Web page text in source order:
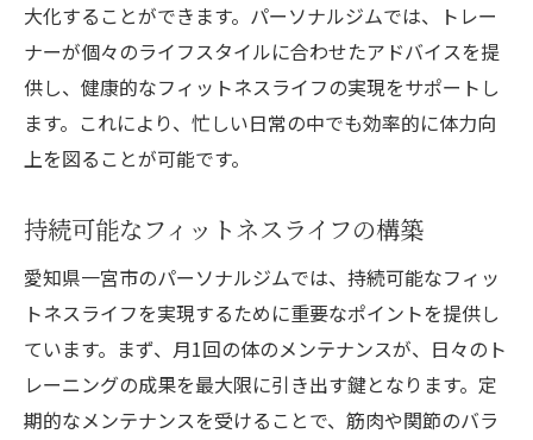
大化することができます。パーソナルジムでは、トレー
ナーが個々のライフスタイルに合わせたアドバイスを提
供し、健康的なフィットネスライフの実現をサポートし
ます。これにより、忙しい日常の中でも効率的に体力向
上を図ることが可能です。
持続可能なフィットネスライフの構築
愛知県一宮市のパーソナルジムでは、持続可能なフィッ
トネスライフを実現するために重要なポイントを提供し
ています。まず、月1回の体のメンテナンスが、日々のト
レーニングの成果を最大限に引き出す鍵となります。定
期的なメンテナンスを受けることで、筋肉や関節のバラ